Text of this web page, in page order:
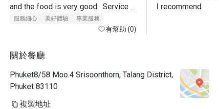
and the food is very good.  Service
was also excellent, Paulo the
manager even walked us out of the
服務細心 美好體驗 專業服務
有幫助 (0)
I recommend
關於餐廳
Phuket8/58 Moo.4 Srisoonthorn, Talang District,
Phuket 83110
複製地址